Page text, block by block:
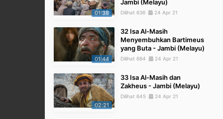
01:38
Jambi (Melayu)
Dilihat 636 24 Apr 21
01:44
32 Isa Al-Masih
Menyembuhkan Bartimeus
yang Buta - Jambi (Melayu)
Dilihat 684 24 Apr 21
02:21
33 Isa Al-Masih dan
Zakheus - Jambi (Melayu)
Dilihat 645 24 Apr 21